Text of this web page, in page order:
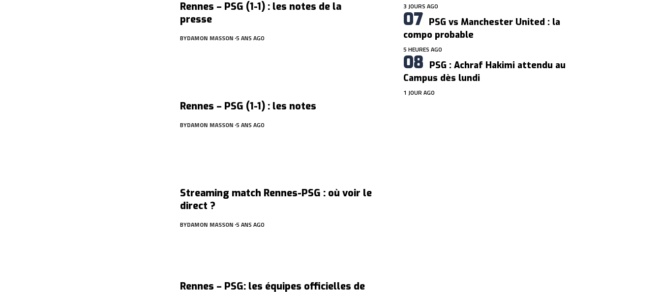
Rennes – PSG (1-1) : les notes de la
presse
BYDAMON MASSON 5 ANS AGO
Rennes – PSG (1-1) : les notes
BYDAMON MASSON 5 ANS AGO
Streaming match Rennes-PSG : où voir le
direct ?
BYDAMON MASSON 5 ANS AGO
Rennes – PSG: les équipes officielles de
3 JOURS AGO
PSG vs Manchester United : la
compo probable
5 HEURES AGO
PSG : Achraf Hakimi attendu au
Campus dès lundi
1 JOUR AGO